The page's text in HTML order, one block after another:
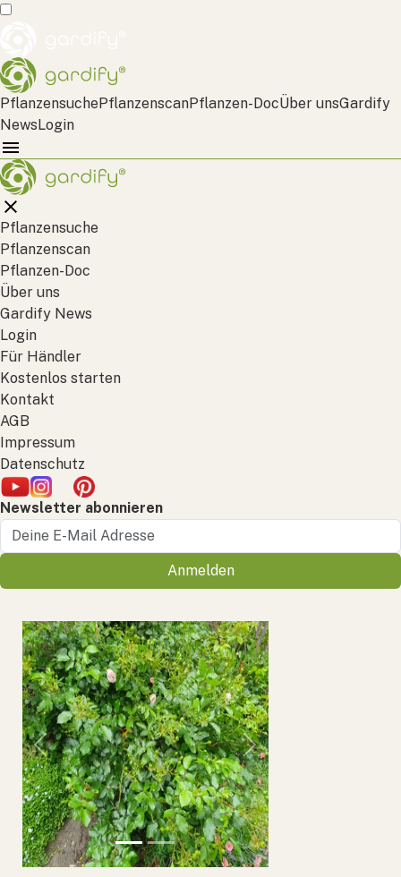
PflanzensuchePflanzenscanPflanzen-DocÜber unsGardify
NewsLogin
Pflanzensuche
Pflanzenscan
Pflanzen-Doc
Über uns
Gardify News
Login
Für Händler
Kostenlos starten
Kontakt
AGB
Impressum
Datenschutz
Newsletter abonnieren
Anmelden
Previous Next